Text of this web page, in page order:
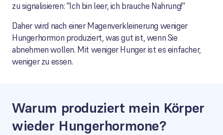
zu signalisieren: "Ich bin leer, ich brauche Nahrung!"
Daher wird nach einer Magenverkleinerung weniger
Hungerhormon produziert, was gut ist, wenn Sie
abnehmen wollen. Mit weniger Hunger ist es einfacher,
weniger zu essen.
Warum produziert mein Körper
wieder Hungerhormone?